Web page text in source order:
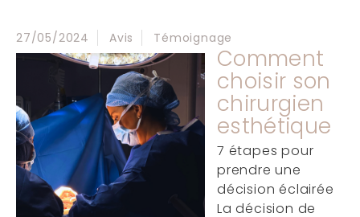
27/05/2024 Avis Témoignage
Comment
choisir son
chirurgien
esthétique
7 étapes pour
prendre une
décision éclairée
La décision de